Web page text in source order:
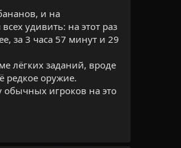
и на
удивить: на этот раз
за 3 часа 57 минут и 29
лёгких заданий, вроде
редкое оружие.
обычных игроков на это